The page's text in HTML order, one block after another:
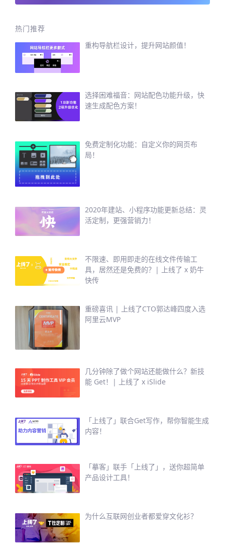
热门推荐
重构导航栏设计，提升网站颜值！
选择困难福音：网站配色功能升级，快
速生成配色方案！
免费定制化功能：自定义你的网页布
局！
2020年建站、小程序功能更新总结：灵
活定制，更强营销力！
不限速、即用即走的在线文件传输工
具，居然还是免费的？| 上线了 x 奶牛
快传
重磅喜讯 | 上线了CTO郭达峰四度入选
阿里云MVP
几分钟除了做个网站还能做什么？新技
能 Get！| 上线了 x iSlide
「上线了」联合Get写作，帮你智能生成
内容！
「摹客」联手「上线了」，送你超简单
产品设计工具！
为什么互联网创业者都爱穿文化衫？